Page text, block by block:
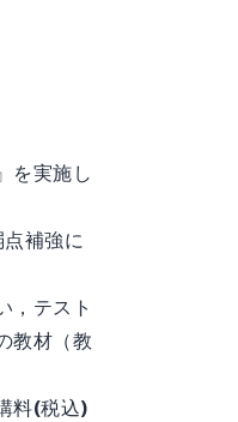
を実施し
補強に
，テスト
教材（教
料(税込)